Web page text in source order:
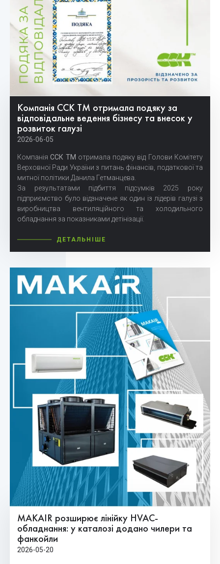
Компанія ССК ТМ отримала подяку за
відповідальне ведення бізнесу та внесок у
розвиток галузі
2026-06-05
КомпаніяССК ТМ отримала подяку від Голови Комітету
Верховної Ради України з питань фінансів, податкової та
митної політики Данила Гетманцева.
За результатами підбиття підсумків 2025 року
підприємство було відзначене як один із лідерів галузі з
виробництва вентиляційного та холодильного
обладнання за показниками детінізації.
ДЕТАЛЬНІШЕ
MAKAIR розширює лінійку HVAC-
обладнання: у каталозі додано чилери та
фанкойли
2026-05-20